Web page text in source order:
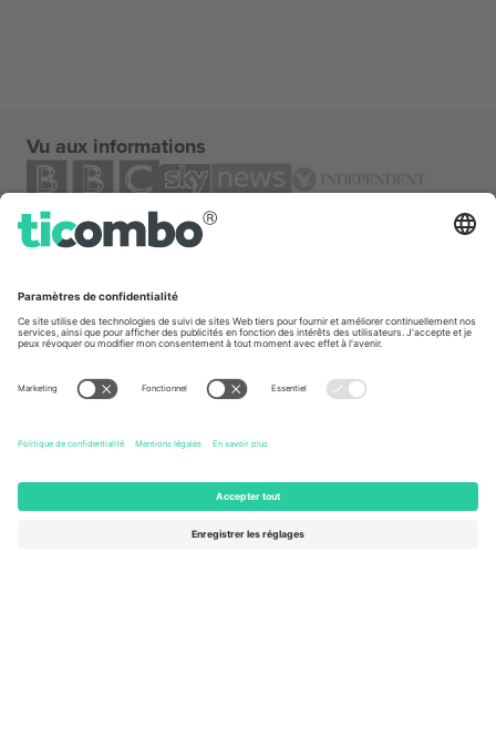
Vu aux informations
TixProtect
Programme d'affiliation
Comment ça marche
Centre d'information sur la Coupe
Nous contacter